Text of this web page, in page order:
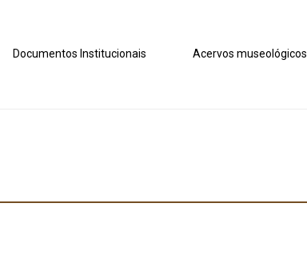
Documentos Institucionais Acervos museológicos